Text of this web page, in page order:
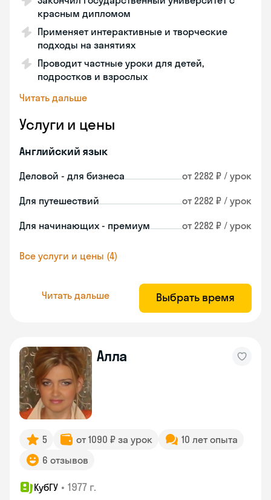
красным дипломом
Применяет интерактивные и творческие
подходы на занятиях
Проводит частные уроки для детей,
подростков и взрослых
Читать дальше
Услуги и цены
Английский язык
Деловой - для бизнеса от 2282 ₽ / урок
Для путешествий от 2282 ₽ / урок
Для начинающих - премиум от 2282 ₽ / урок
Все услуги и цены (4)
Читать дальше Выбрать время
Алла
5 от 1090 ₽ за урок
10 лет опыта
6 отзывов
КубГУ • 1977 г.